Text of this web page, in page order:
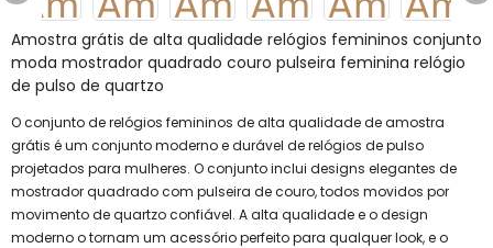
Amostra grátis de alta qualidade relógios femininos conjunto
moda mostrador quadrado couro pulseira feminina relógio
de pulso de quartzo
O conjunto de relógios femininos de alta qualidade de amostra
grátis é um conjunto moderno e durável de relógios de pulso
projetados para mulheres. O conjunto inclui designs elegantes de
mostrador quadrado com pulseira de couro, todos movidos por
movimento de quartzo confiável. A alta qualidade e o design
moderno o tornam um acessório perfeito para qualquer look, e o